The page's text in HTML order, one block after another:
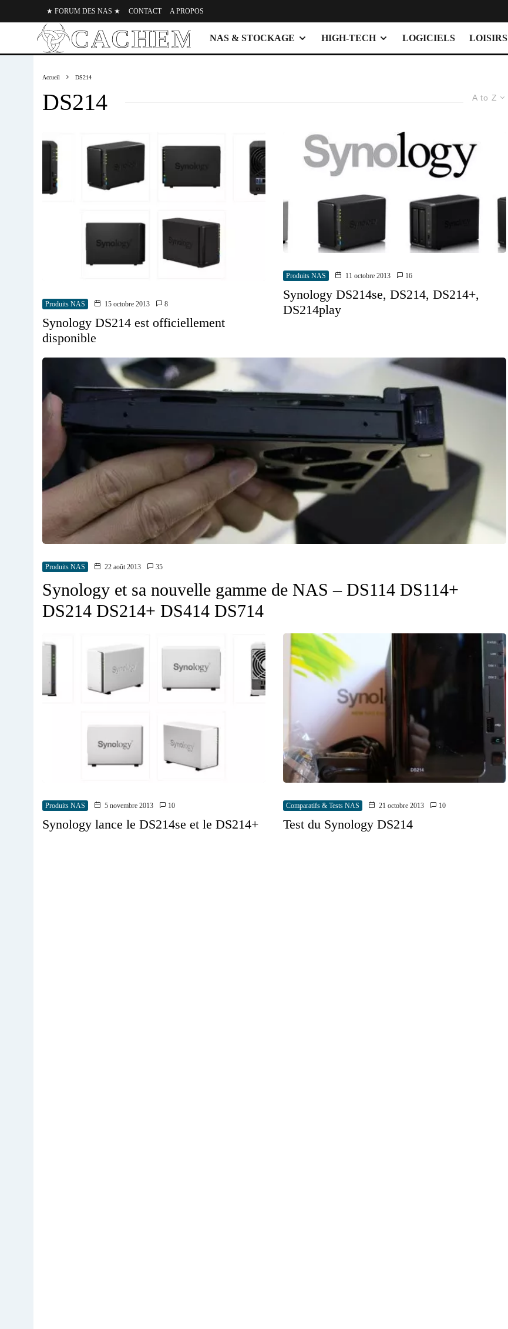
★ FORUM DES NAS ★ CONTACT A PROPOS
NAS & STOCKAGE HIGH-TECH LOGICIELS LOISIRS
Accueil DS214
A to Z
DS214
Produits NAS 15 octobre 2013 8
Synology DS214 est officiellement
disponible
Produits NAS 11 octobre 2013 16
Synology DS214se, DS214, DS214+,
DS214play
Produits NAS 22 août 2013 35
Synology et sa nouvelle gamme de NAS – DS114 DS114+
DS214 DS214+ DS414 DS714
Produits NAS 5 novembre 2013 10
Synology lance le DS214se et le DS214+
Comparatifs & Tests NAS 21 octobre 2013 10
Test du Synology DS214